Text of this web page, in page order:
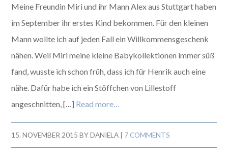
Meine Freundin Miri und ihr Mann Alex aus Stuttgart haben
im September ihr erstes Kind bekommen. Für den kleinen
Mann wollte ich auf jeden Fall ein Willkommensgeschenk
nähen. Weil Miri meine kleine Babykollektionen immer süß
fand, wusste ich schon früh, dass ich für Henrik auch eine
nähe. Dafür habe ich ein Stöffchen von Lillestoff
angeschnitten, […] Read more…
15. NOVEMBER 2015 BYDANIELA 7 COMMENTS